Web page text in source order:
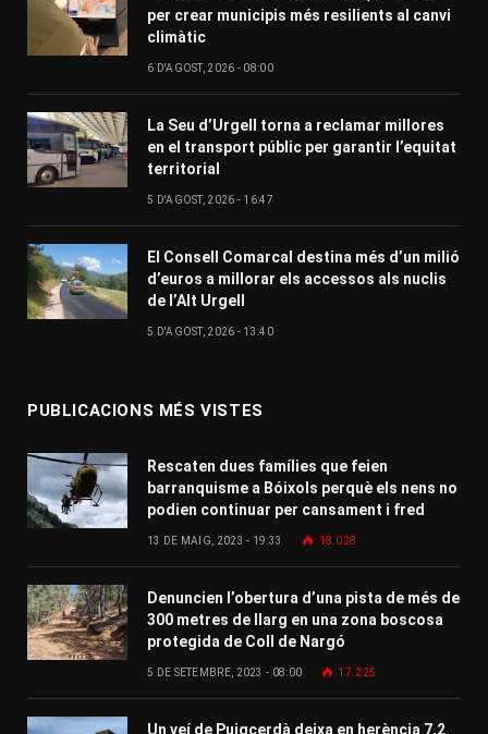
per crear municipis més resilients al canvi
climàtic
6 D'AGOST, 2026 - 08:00
La Seu d’Urgell torna a reclamar millores
en el transport públic per garantir l’equitat
territorial
5 D'AGOST, 2026 - 16:47
El Consell Comarcal destina més d’un milió
d’euros a millorar els accessos als nuclis
de l’Alt Urgell
5 D'AGOST, 2026 - 13:40
PUBLICACIONS MÉS VISTES
Rescaten dues famílies que feien
barranquisme a Bóixols perquè els nens no
podien continuar per cansament i fred
13 DE MAIG, 2023 - 19:33 18.028
Denuncien l’obertura d’una pista de més de
300 metres de llarg en una zona boscosa
protegida de Coll de Nargó
5 DE SETEMBRE, 2023 - 08:00 17.225
Un veí de Puigcerdà deixa en herència 7,2